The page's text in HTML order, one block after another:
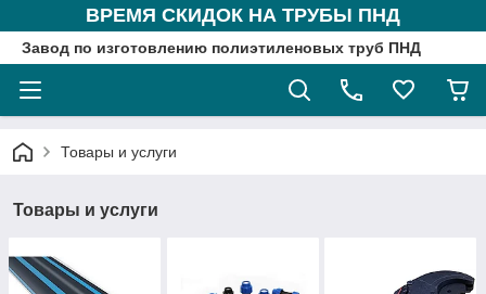
ВРЕМЯ СКИДОК НА ТРУБЫ ПНД
Завод по изготовлению полиэтиленовых труб ПНД
Товары и услуги
Товары и услуги